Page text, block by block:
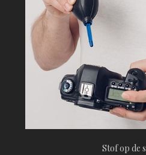
Stof op de